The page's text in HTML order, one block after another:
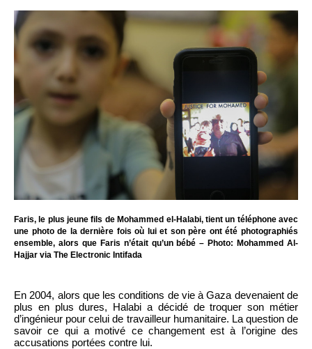
Faris, le plus jeune fils de Mohammed el-Halabi, tient un téléphone avec
une photo de la dernière fois où lui et son père ont été photographiés
ensemble, alors que Faris n’était qu’un bébé – Photo: Mohammed Al-
Hajjar via The Electronic Intifada
En 2004, alors que les conditions de vie à Gaza devenaient de
plus en plus dures, Halabi a décidé de troquer son métier
d’ingénieur pour celui de travailleur humanitaire. La question de
savoir ce qui a motivé ce changement est à l’origine des
accusations portées contre lui.